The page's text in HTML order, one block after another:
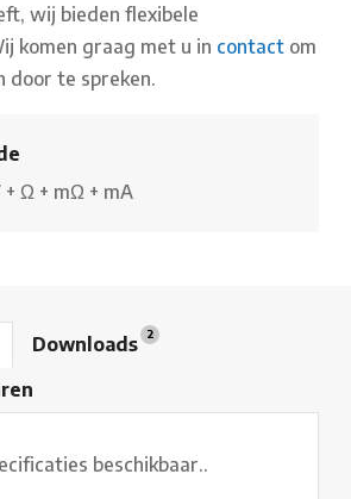
wij bieden flexibele
komen graag met u in contact om
door te spreken.
+ Ω + mΩ + mA
Downloads 2
beschikbaar..